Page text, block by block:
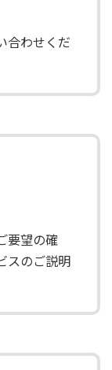
合わせくだ
要望の確
スのご説明